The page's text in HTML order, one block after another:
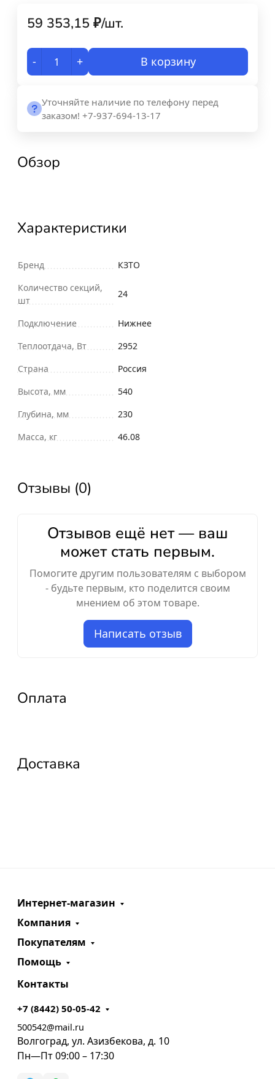
59 353,15 ₽/шт.
- + В корзину
Уточняйте наличие по телефону перед
заказом! +7-937-694-13-17
Обзор
Характеристики
Бренд
КЗТО
Количество секций,
шт
24
Подключение
Нижнее
Теплоотдача, Вт
2952
Страна
Россия
Высота, мм
540
Глубина, мм
230
Масса, кг
46.08
Отзывы (0)
Отзывов ещё нет — ваш
может стать первым.
Помогите другим пользователям с выбором
- будьте первым, кто поделится своим
мнением об этом товаре.
Написать отзыв
Оплата
Доставка
Интернет-магазин
Компания
Покупателям
Помощь
Контакты
+7 (8442) 50-05-42
500542@mail.ru
Волгоград, ул. Азизбекова, д. 10
Пн—Пт 09:00 – 17:30